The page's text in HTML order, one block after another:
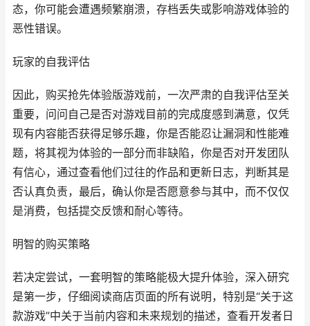
态，你可能会遭遇频繁崩溃，存档丢失或影响游戏体验的
恶性错误。
玩家的自我评估
因此，购买抢先体验版游戏前，一次严肃的自我评估至关
重要，问问自己是否对游戏目前的完成度感到满意，仅凭
现有内容能否获得足够乐趣，你是否能忍让漏洞和性能难
题，将其视为体验的一部分而非缺陷，你是否对开发团队
有信心，通过查看他们过往的作品和更新日志，判断其是
否认真负责，最后，确认你是否愿意参与其中，而不仅仅
是消费，包括提交反馈和耐心等待。
明智的购买策略
若决定尝试，一套明智的策略能极大提升体验，深入研究
是第一步，仔细阅读商店页面的所有说明，特别是“关于这
款游戏”中关于当前内容和未来规划的描述，查看开发者日